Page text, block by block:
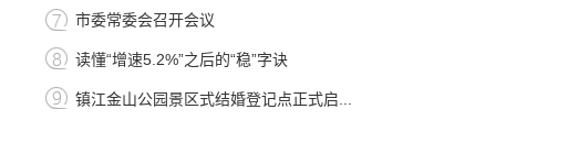
市委常委会召开会议
读懂“增速5.2%”之后的“稳”字诀
镇江金山公园景区式结婚登记点正式启...